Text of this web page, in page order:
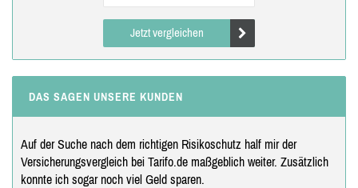
Jetzt vergleichen
DAS SAGEN UNSERE KUNDEN
Auf der Suche nach dem richtigen Risikoschutz half mir der
Versicherungsvergleich bei Tarifo.de maßgeblich weiter. Zusätzlich
konnte ich sogar noch viel Geld sparen.